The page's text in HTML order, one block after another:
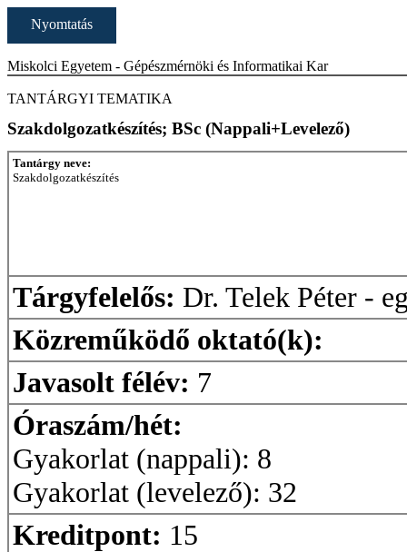
Nyomtatás
Miskolci Egyetem - Gépészmérnöki és Informatikai Kar
TANTÁRGYI TEMATIKA
Szakdolgozatkészítés; BSc (Nappali+Levelező)
Tantárgy neve:
Szakdolgozatkészítés
Tárgyfelelős: Dr. Telek Péter -
Közreműködő oktató(k):
Javasolt félév: 7
Óraszám/hét:
Gyakorlat (nappali): 8
Gyakorlat (levelező): 32
Kreditpont: 15